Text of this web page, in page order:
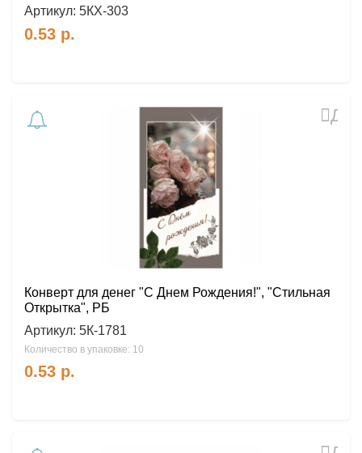
Артикул: 5КХ-303
0.53 р.
Конверт для денег "С Днем Рождения!", "Стильная
Открытка", РБ
Артикул: 5К-1781
Количество в упаковке: 10
0.53 р.